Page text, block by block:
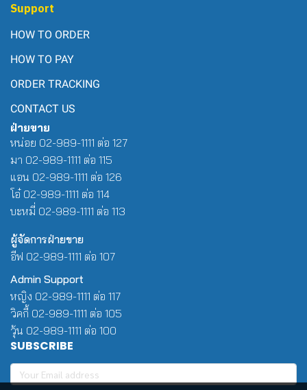
Support
HOW TO ORDER
HOW TO PAY
ORDER TRACKING
CONTACT US
ฝ่ายขาย
หน่อย 02-989-1111 ต่อ 127
มา 02-989-1111 ต่อ 115
แอน 02-989-1111 ต่อ 126
โอ๋ 02-989-1111 ต่อ 114
บะหมี่ 02-989-1111 ต่อ 113
ผู้จัดการฝ่ายขาย
อีฟ 02-989-1111 ต่อ 107
Admin Support
หญิง 02-989-1111 ต่อ 117
วิคกี้ 02-989-1111 ต่อ 105
วุ้น 02-989-1111 ต่อ 100
SUBSCRIBE